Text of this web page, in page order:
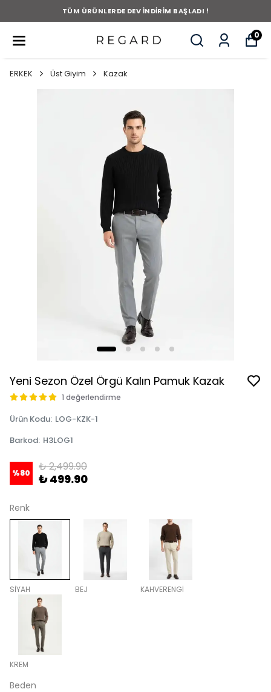
TÜM ÜRÜNLERDE DEV İNDİRİM BAŞLADI !
0
ERKEK Üst Giyim Kazak
Yeni Sezon Özel Örgü Kalın Pamuk Kazak
1 değerlendirme
Ürün Kodu: LOG-KZK-1
Barkod: H3LOG1
%80 ₺ 2,499.90
₺ 499.90
Renk
SİYAH BEJ KAHVERENGİ
KREM
Beden